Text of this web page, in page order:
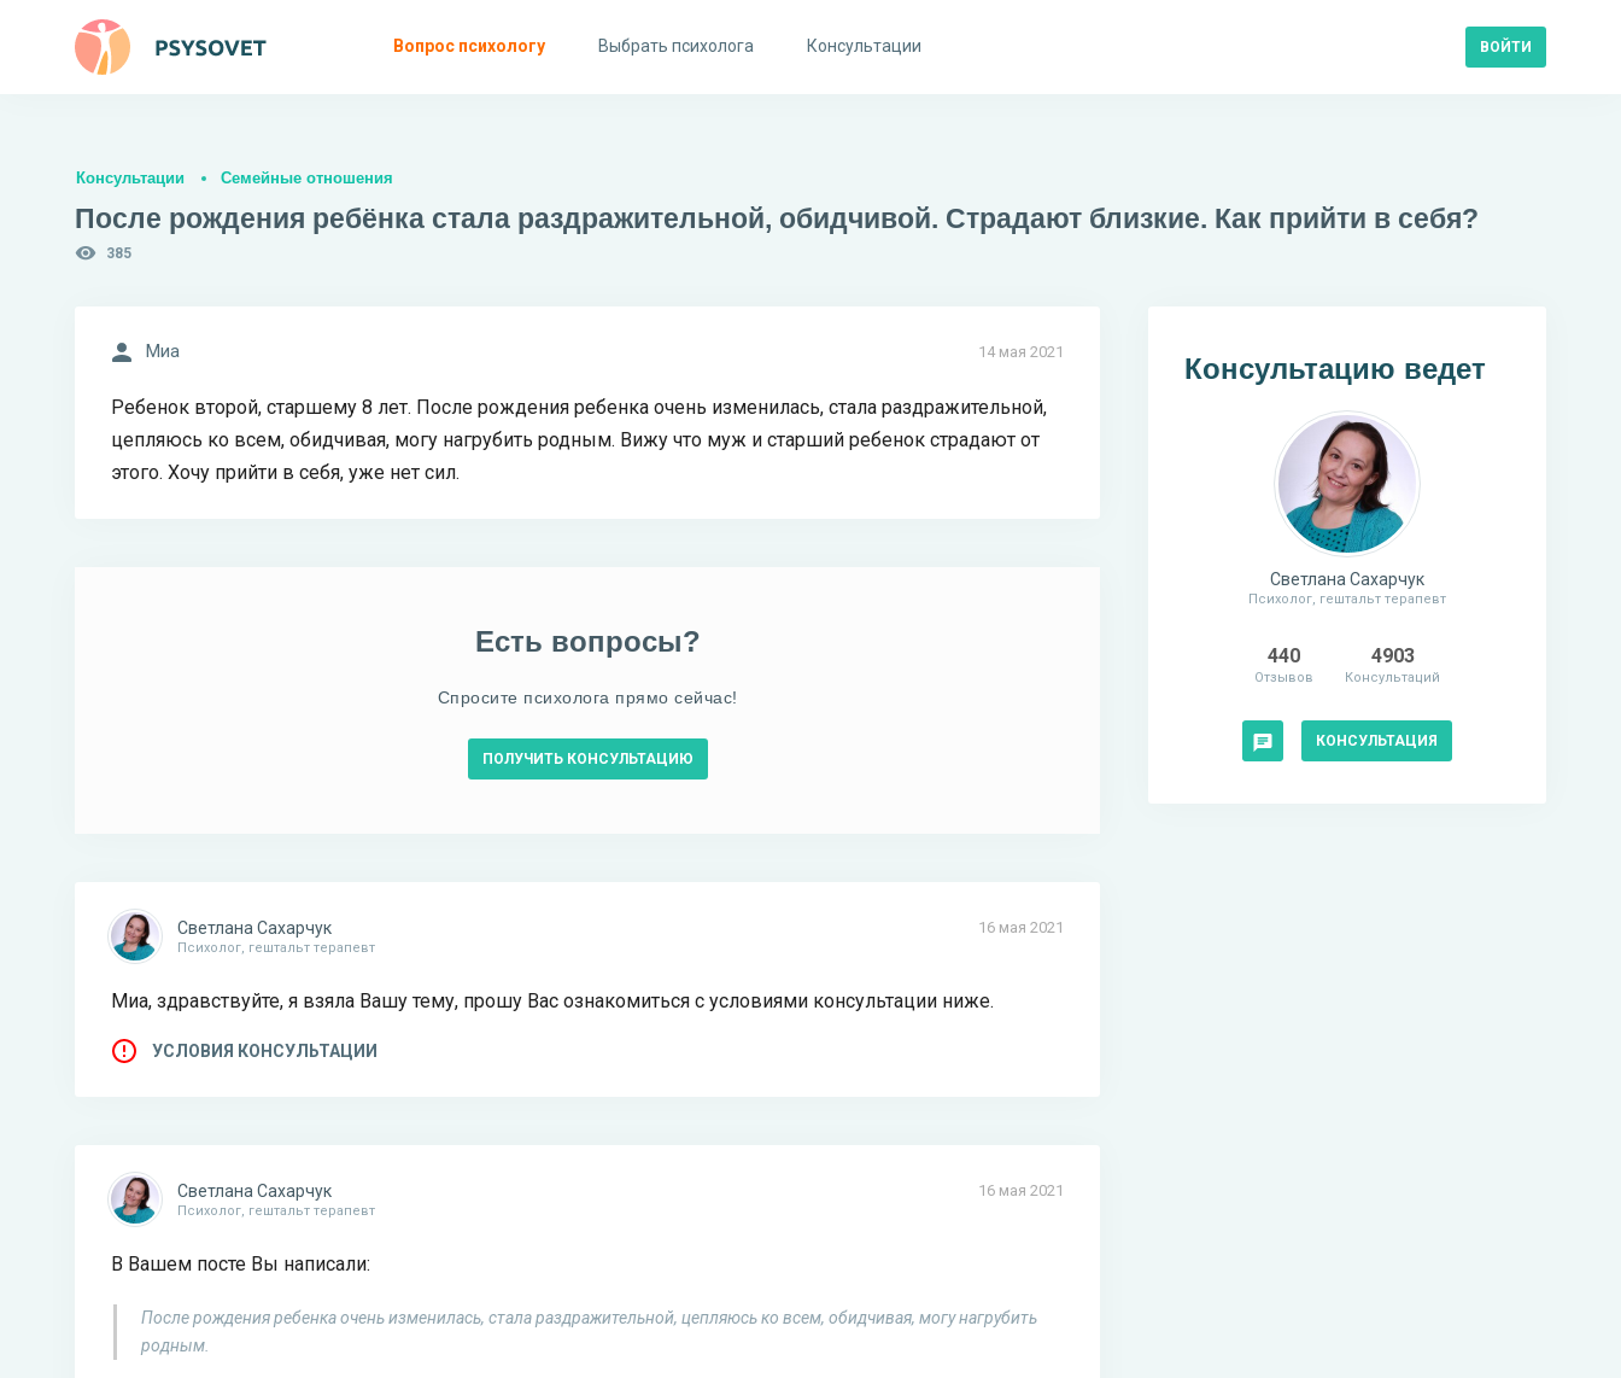
Вопрос психологу Выбрать психолога Консультации ВОЙТИ
Консультации Семейные отношения
После рождения ребёнка стала раздражительной, обидчивой. Страдают близкие. Как прийти в себя?
385
14 мая 2021
Миа
Ребенок второй, старшему 8 лет. После рождения ребенка очень изменилась, стала раздражительной,
цепляюсь ко всем, обидчивая, могу нагрубить родным. Вижу что муж и старший ребенок страдают от
этого. Хочу прийти в себя, уже нет сил.
Есть вопросы?
Спросите психолога прямо сейчас!
ПОЛУЧИТЬ КОНСУЛЬТАЦИЮ
16 мая 2021
Светлана Сахарчук
Психолог, гештальт терапевт
Миа, здравствуйте, я взяла Вашу тему, прошу Вас ознакомиться с условиями консультации ниже.
УСЛОВИЯ КОНСУЛЬТАЦИИ
16 мая 2021
Светлана Сахарчук
Психолог, гештальт терапевт
В Вашем посте Вы написали:
После рождения ребенка очень изменилась, стала раздражительной, цепляюсь ко всем, обидчивая, могу нагрубить
родным.
Консультацию ведет
Светлана Сахарчук
Психолог, гештальт терапевт
440
Отзывов
4903
Консультаций
КОНСУЛЬТАЦИЯ